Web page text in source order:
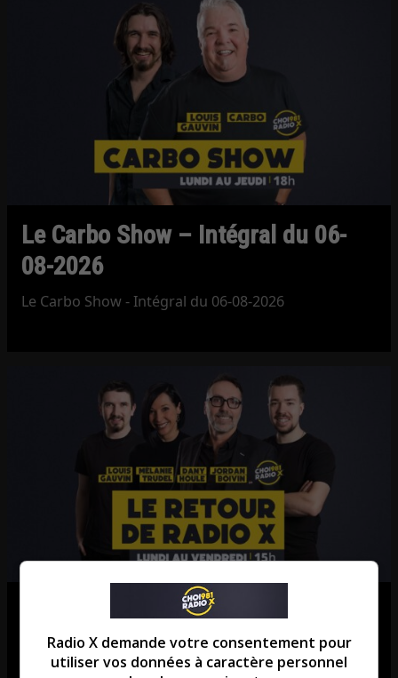
Le Carbo Show – Intégral du 06-
08-2026
Le Carbo Show - Intégral du 06-08-2026
Le Retour de Radio X – Intégral du
06-08-2026
Radio X demande votre consentement pour
utiliser vos données à caractère personnel